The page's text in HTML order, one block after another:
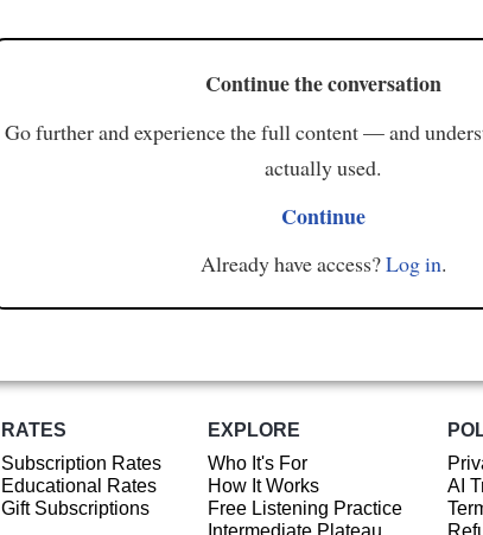
Continue the conversation
Go further and experience the full content — and
actually used.
Continue
Already have access?Log in.
RATES
Subscription Rates
Educational Rates
Gift Subscriptions
EXPLORE
Who It's For
How It Works
Free Listening Practice
AI